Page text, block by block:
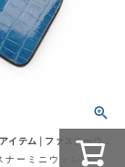
S'FACTORY限定アイテム│ファスナーウォレット
1点限定 ファスナーミニウォレット グレージングブルー スモールクロコダイル ポロサス (ワニ革)